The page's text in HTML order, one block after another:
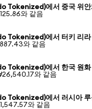
Tokenized)에서 중국 위안
와 같음
Tokenized)에서 터키 리라
와 같음
Tokenized)에서 한국 원화
와 같음
Tokenized)에서 러시아 루
와 같음